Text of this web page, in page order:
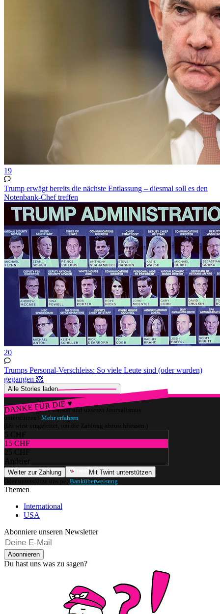
19
Trump erwägt bereits die nächste Entlassung – diesmal soll es den
Notenbank-Chef treffen
20
Trumps Personal-Verschleiss: So viele Leute sind (oder wurden)
gegangen 🙈
Alle Stories laden
DANKE FÜR DIE ♥
Würdest du gerne watson und unseren Journalismus
unterstützen? Mehr erfahren
(Du wirst umgeleitet, um die Zahlung abzuschliessen.)
5 CHF
15 CHF
25 CHF
Anderer
Weiter zur Zahlung
Mit Twint unterstützen
Oder unterstütze uns per Banküberweisung
Themen
International
USA
Abonniere unseren Newsletter
Abonnieren
Du hast uns was zu sagen?